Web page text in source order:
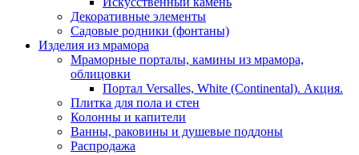
Декоративные элементы
Садовые родники (фонтаны)
Изделия из мрамора
Мраморные порталы, камины из мрамора,
облицовки
Портал Versalles, White (Continental). Акция.
Плитка для пола и стен
Колонны и капители
Ванны, раковины и душевые поддоны
Распродажа